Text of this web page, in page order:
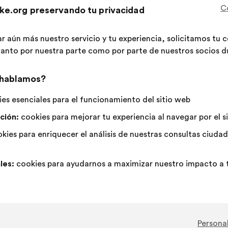
propuesta:
ha
614
reparto:
A
favor
97%
Esta
propuesta
ha
como:
Trivial
:veces
Neutro
:
2%
Esta
propuesta
como:
Comment lutter contre toutes les
Il faut appliquer un principe de crédibilité
preservando tu privacidad
aún más nuestro servicio y tu experiencia, solicitamos tu
por nuestra parte como por parte de nuestros socios
esenciales para el funcionamiento del sitio web
cookies para mejorar tu experiencia al navegar por el
para enriquecer el análisis de nuestras consultas
cookies para ayudarnos a maximizar nuestro impacto a